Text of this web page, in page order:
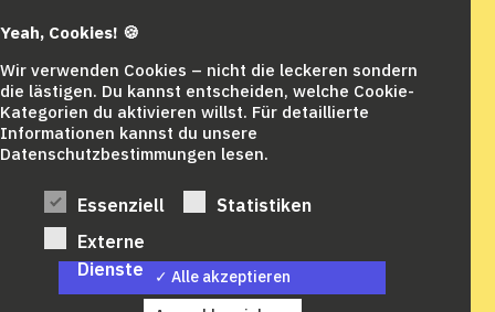
Yeah, Cookies! 🍪
Wir verwenden Cookies – nicht die leckeren sondern
die lästigen. Du kannst entscheiden, welche Cookie-
Kategorien du aktivieren willst. Für detaillierte
Informationen kannst du unsere
Datenschutzbestimmungen lesen.
Essenziell
Statistiken
Externe
Dienste
✓ Alle akzeptieren